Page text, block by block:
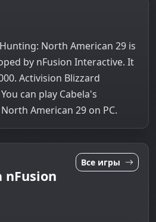
North American 29 is
by nFusion Interactive. It
Activision Blizzard
can play Cabela's
American 29 on PC.
nFusion
Все игры